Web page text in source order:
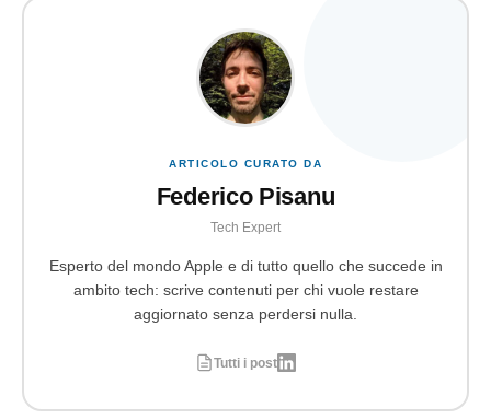
ARTICOLO CURATO DA
Federico Pisanu
Tech Expert
Esperto del mondo Apple e di tutto quello che succede in
ambito tech: scrive contenuti per chi vuole restare
aggiornato senza perdersi nulla.
Tutti i post